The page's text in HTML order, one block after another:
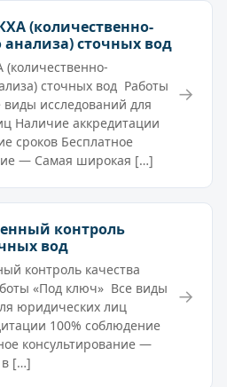
(количественно-
сточных вод
сточных вод Работы
исследований для
Наличие аккредитации
сроков Бесплатное
— Самая широкая […]
→
контроль
вод
контроль качества
«Под ключ» Все виды
юридических лиц
100% соблюдение
консультирование —
[…]
→